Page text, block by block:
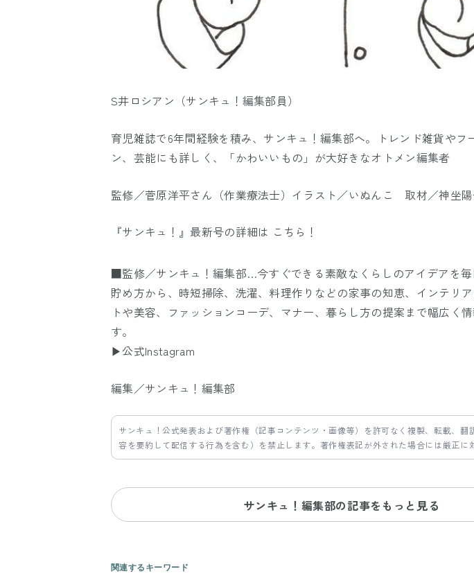
S井ロシアン（サンキュ！編集部員）
育児雑誌で6年間経験を積み、サンキュ！編集部へ。トレンド雑貨やフ
ン、芸能にも詳しく、「かわいいもの」が大好きなオトメン編集者
監修／菅原洋平さん（作業療法士）イラスト／いぬんこ 取材／神坐
『サンキュ！』最新号の詳細は こちら ！
■監修／サンキュ！編集部…今すぐできる素敵なくらしのアイデアを
貯め方から、時短掃除、洗濯、料理作りなどの家事の知恵、インテリ
トや美容、ファッションコーデ、マナー、暮らし方の提案まで幅広く
す。
▶公式Instagram
編集／サンキュ！編集部
サンキュ！公式発表および著作権（記事コンテンツ・画像等）を許可なく複製、転載、翻
容を要約して配信する行為を含む）を禁止します。著作権表記が外された場合には厳正に
サンキュ！編集部の記事をもっと見る
関連するキーワード